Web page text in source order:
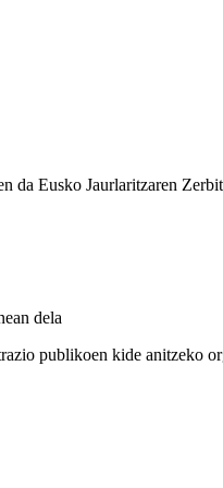
Eusko Jaurlaritzaren
dela
publikoen kide anitzeko